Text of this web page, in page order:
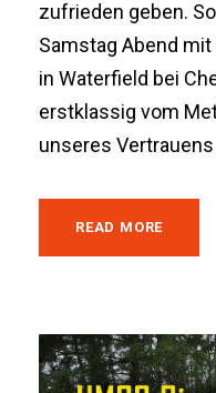
zufrieden geben.
Samstag Abend
in Waterfield bei
erstklassig vom
unseres
READ MORE